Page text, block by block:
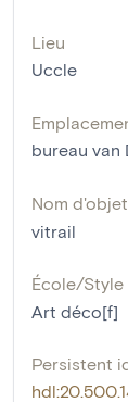
Lieu
Uccle
bureau van
Nom d'objet
vitrail
École/Style
Art déco[f]
Persistent